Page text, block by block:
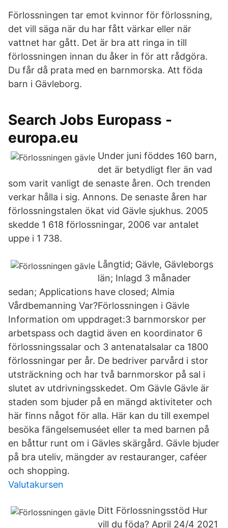
Förlossningen tar emot kvinnor för förlossning,
det vill säga när du har fått värkar eller när
vattnet har gått. Det är bra att ringa in till
förlossningen innan du åker in för att rådgöra.
Du får då prata med en barnmorska. Att föda
barn i Gävleborg.
Search Jobs Europass -
europa.eu
Under juni föddes 160 barn,
det är betydligt fler än vad
som varit vanligt de senaste åren. Och trenden
verkar hålla i sig. Annons. De senaste åren har
förlossningstalen ökat vid Gävle sjukhus. 2005
skedde 1 618 förlossningar, 2006 var antalet
uppe i 1 738.
Långtid; Gävle, Gävleborgs
län; Inlagd 3 månader
sedan; Applications have closed; Almia
Vårdbemanning Var?Förlossningen i Gävle
Information om uppdraget:3 barnmorskor per
arbetspass och dagtid även en koordinator 6
förlossningssalar och 3 antenatalsalar ca 1800
förlossningar per år. De bedriver parvård i stor
utsträckning och har två barnmorskor på sal i
slutet av utdrivningsskedet. Om Gävle Gävle är
staden som bjuder på en mängd aktiviteter och
här finns något för alla. Här kan du till exempel
besöka fängelsemuséet eller ta med barnen på
en båttur runt om i Gävles skärgård. Gävle bjuder
på bra uteliv, mängder av restauranger, caféer
och shopping.
Valutakursen
Ditt Förlossningsstöd Hur
vill du föda? April 24/4 2021